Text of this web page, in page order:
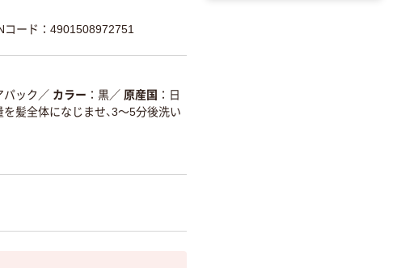
コード：4901508972751
パック ／ カラー 黒／ 原産国
日
髪全体になじませ、3～5分後洗い